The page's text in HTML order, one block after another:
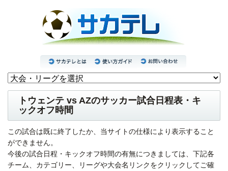
トウェンテ vs AZのサッカー試合日程表・キ
ックオフ時間
この試合は既に終了したか、当サイトの仕様により表示すること
ができません。
今後の試合日程・キックオフ時間の有無につきましては、下記各
チーム、カテゴリー、リーグや大会名リンクをクリックしてご確